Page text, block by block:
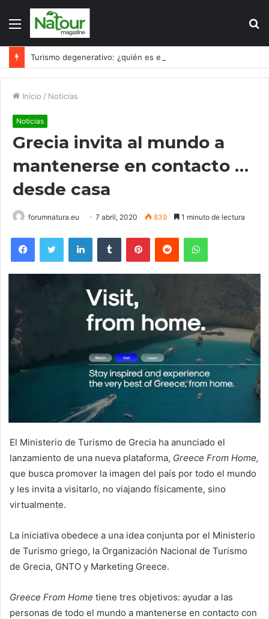
Menú
Inicio / Noticias
Noticias
Grecia invita al mundo a
mantenerse en contacto …
desde casa
forumnatura.eu 7 abril, 2020 839 1 minuto de lectura
FacebookTwitter LinkedInTumblr PinterestReddit WhatsApp
El Ministerio de Turismo de Grecia ha anunciado el
lanzamiento de una nueva plataforma, Greece From Home,
que busca promover la imagen del país por todo el mundo
y les invita a visitarlo, no viajando físicamente, sino
virtualmente.
La iniciativa obedece a una idea conjunta por el Ministerio
de Turismo griego, la Organización Nacional de Turismo
de Grecia, GNTO y Marketing Greece.
Greece From Home tiene tres objetivos: ayudar a las
personas de todo el mundo a mantenerse en contacto con